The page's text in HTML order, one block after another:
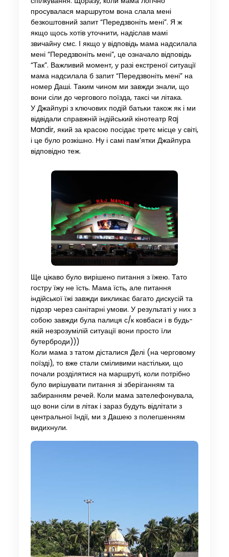
просувалася маршрутом вона слала мені
безкоштовний запит “Передзвоніть мені”. Я ж
якщо щось хотів уточнити, надіслав мамі
звичайну смс. І якщо у відповідь мама надсилала
мені “Передзвоніть мені”, це означало відповідь
“Так”. Важливий момент, у разі екстреної ситуації
мама надсилала б запит “Передзвоніть мені” на
номер Даші. Таким чином ми завжди знали, що
вони сіли до чергового поїзда, таксі чи літака.
У Джайпурі з ключових подій батьки також як і ми
відвідали справжній індійський кінотеатр Raj
Mandir, який за красою посідає третє місце у світі,
і це було розкішно. Ну і самі пам’ятки Джайпура
відповідно теж.
Ще цікаво було вирішено питання з їжею. Тато
гостру їжу не їсть. Мама їсть, але питання
індійської їжі завжди викликає багато дискусій та
підозр через санітарні умови. У результаті у них з
собою завжди була палиця с/к ковбаси і в будь-
якій незрозумілій ситуації вони просто їли
бутерброди)))
Коли мама з татом дісталися Делі (на черговому
поїзді), то вже стали сміливими настільки, що
почали розділятися на маршруті, коли потрібно
було вирішувати питання зі зберіганням та
забиранням речей. Коли мама зателефонувала,
що вони сіли в літак і зараз будуть відлітати з
центральної Індії, ми з Дашею з полегшенням
видихнули.